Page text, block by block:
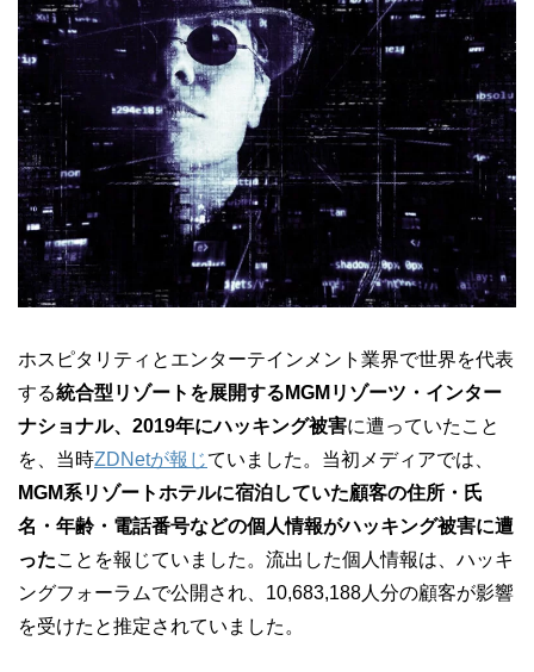
ホスピタリティとエンターテインメント業界で世界を代表
する統合型リゾートを展開するMGMリゾーツ・インター
ナショナル、2019年にハッキング被害に遭っていたこと
を、当時ZDNetが報じていました。当初メディアでは、
MGM系リゾートホテルに宿泊していた顧客の住所・氏
名・年齢・電話番号などの個人情報がハッキング被害に遭
ったことを報じていました。流出した個人情報は、ハッキ
ングフォーラムで公開され、10,683,188人分の顧客が影響
を受けたと推定されていました。